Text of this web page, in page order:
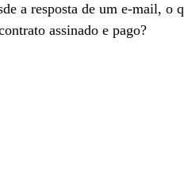
a resposta de um e-mail, o
assinado e pago?